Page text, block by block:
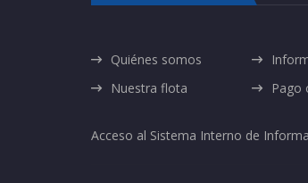
Quiénes somos
Nuestra flota
Pago
Acceso al Sistema Interno de